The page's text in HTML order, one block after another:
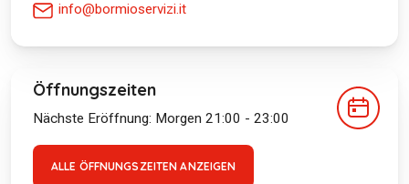
info@bormioservizi.it
Öffnungszeiten
Nächste Eröffnung: Morgen 21:00 - 23:00
ALLE ÖFFNUNGSZEITEN ANZEIGEN